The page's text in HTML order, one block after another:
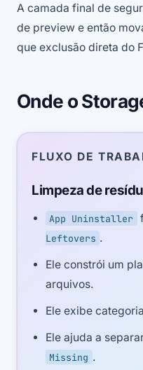
A camada final de
de preview e então
que exclusão direta do
Onde o
FLUXO DE
Limpeza de
App Uninstaller
Leftovers .
Ele constrói um
arquivos.
Ele exibe
Ele ajuda a
Missing .